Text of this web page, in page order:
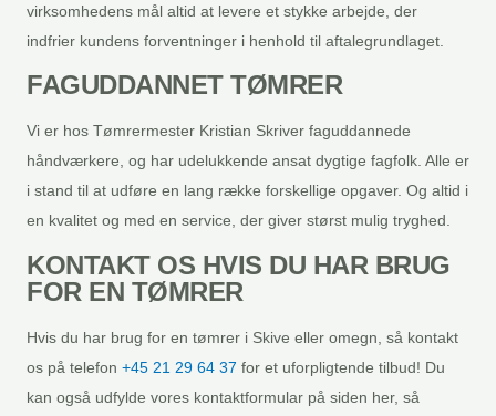
virksomhedens mål altid at levere et stykke arbejde, der
indfrier kundens forventninger i henhold til aftalegrundlaget.
FAGUDDANNET TØMRER
​Vi er hos Tømrermester Kristian Skriver faguddannede
håndværkere, og har udelukkende ansat dygtige fagfolk. Alle er
i stand til at udføre en lang række forskellige opgaver. Og altid i
en kvalitet og med en service, der giver størst mulig tryghed.
KONTAKT OS HVIS DU HAR BRUG
FOR EN TØMRER
Hvis du har brug for en tømrer i Skive eller omegn, så kontakt
os på telefon +45 21 29 64 37 for et uforpligtende tilbud! Du
kan også udfylde vores kontaktformular på siden her, så